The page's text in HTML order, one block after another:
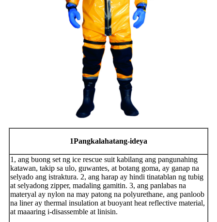
1Pangkalahatang-ideya
1, ang buong set ng ice rescue suit kabilang ang pangunahing
katawan, takip sa ulo, guwantes, at botang goma, ay ganap na
selyado ang istraktura. 2, ang harap ay hindi tinatablan ng tubig
at selyadong zipper, madaling gamitin. 3, ang panlabas na
materyal ay nylon na may patong na polyurethane, ang panloob
na liner ay thermal insulation at buoyant heat reflective material,
at maaaring i-disassemble at linisin.